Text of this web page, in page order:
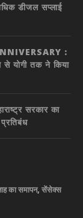
डीजल सप्लाई
:
से योगी तक ने किया
सरकार का
का समापन, सेंसेक्स